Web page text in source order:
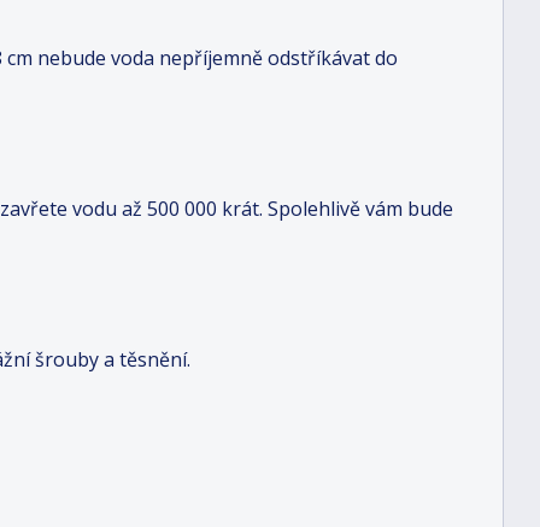
nebude voda nepříjemně odstříkávat do
vodu až 500 000 krát. Spolehlivě vám bude
šrouby a těsnění.